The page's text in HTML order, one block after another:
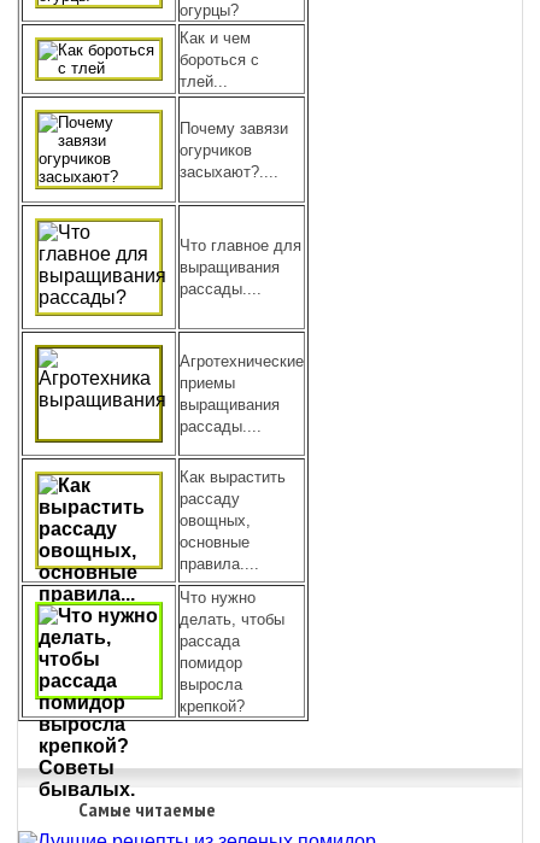
огурцы?
Как и чем
бороться с
тлей...
Почему завязи
огурчиков
засыхают?....
Что главное для
выращивания
рассады....
Агротехнические
приемы
выращивания
рассады....
Как вырастить
рассаду
овощных,
основные
правила....
Что нужно
делать, чтобы
рассада
помидор
выросла
крепкой?
Самые читаемые